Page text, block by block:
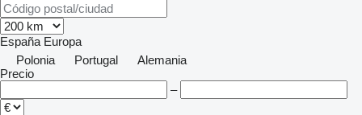
España Europa
Polonia
Portugal
Alemania
Precio
–